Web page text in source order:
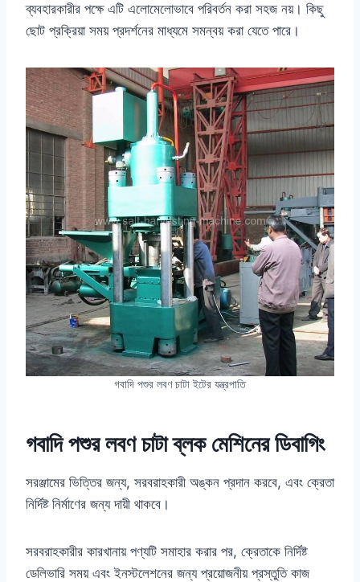
ব্যবহারকারীর পক্ষে এটি এলোমেলোভাবে পরিবর্তন করা সহজ নয়। কিছু
ছোট প্রক্রিয়া সময় প্রদর্শনের মাধ্যমে সমন্বয় করা যেতে পারে।
গবাদি পশুর লবণ চাটা ইটের যন্ত্রপাতি
গবাদি পশুর লবণ চাটা ব্লক মেশিনের ডিবাগিং
সরঞ্জামের ভিত্তির জন্য, সরবরাহকারী অঙ্কন প্রদান করবে, এবং ক্রেতা
নির্দিষ্ট নির্মাণের জন্য দায়ী থাকবে।
সরবরাহকারীর কারখানায় পণ্যটি সমাহার করার পর, ক্রেতাকে নির্দিষ্ট
ডেলিভারি সময় এবং ইনস্টলেশনের জন্য প্রয়োজনীয় প্রস্তুতি কাজ